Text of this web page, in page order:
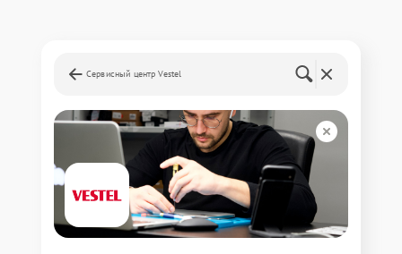
Сервисный центр Vestel